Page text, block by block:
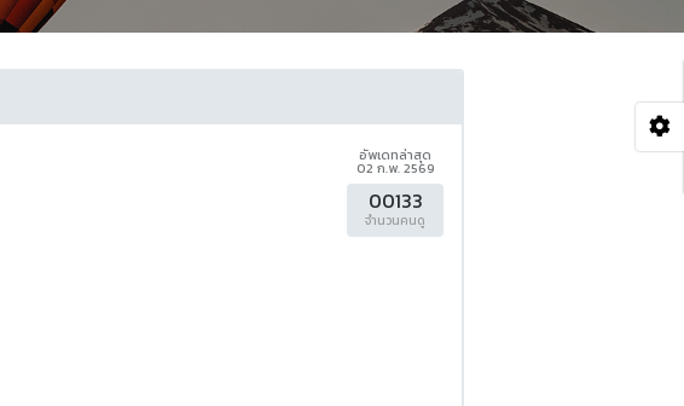
อัพเดทล่าสุด
02 ก.พ. 2569
00133
จำนวนคนดู